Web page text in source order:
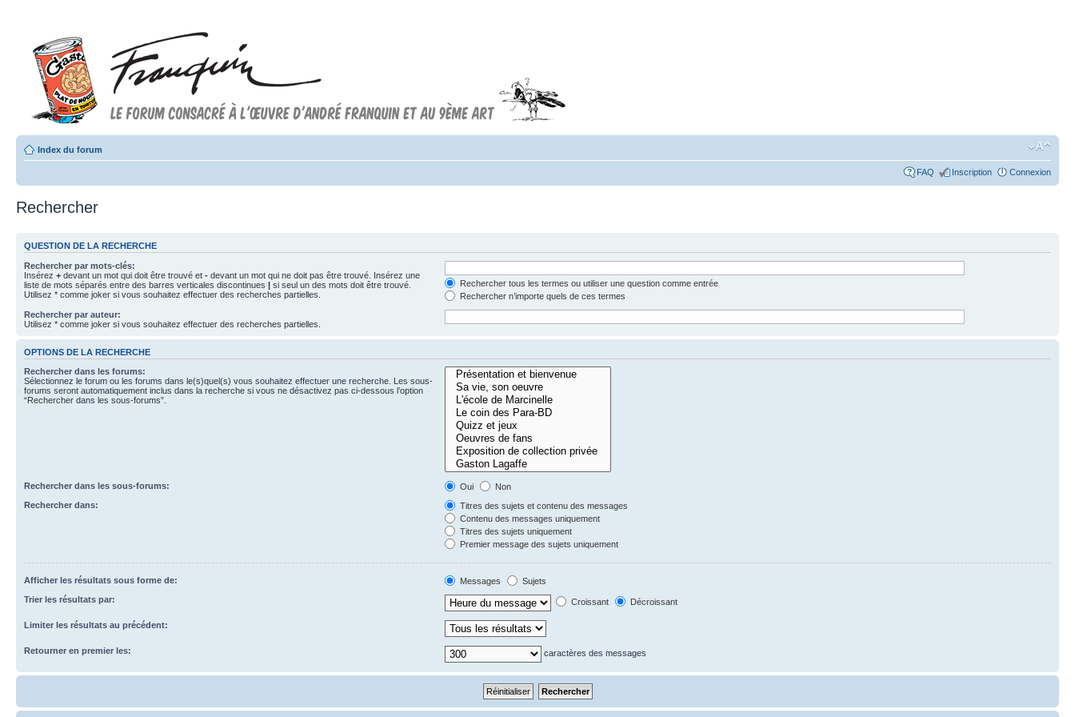
Index du forum
FAQ Inscription Connexion
Rechercher
QUESTION DE LA RECHERCHE
Rechercher par mots-clés:
Insérez + devant un mot qui doit être trouvé et - devant un mot qui ne doit pas être trouvé. Insérez une
liste de mots séparés entre des barres verticales discontinues | si seul un des mots doit être trouvé.
Utilisez * comme joker si vous souhaitez effectuer des recherches partielles.
Rechercher tous les termes ou utiliser une question comme entrée
Rechercher n’importe quels de ces termes
Rechercher par auteur:
Utilisez * comme joker si vous souhaitez effectuer des recherches partielles.
OPTIONS DE LA RECHERCHE
Rechercher dans les forums:
Sélectionnez le forum ou les forums dans le(s)quel(s) vous souhaitez effectuer une recherche. Les sous-
forums seront automatiquement inclus dans la recherche si vous ne désactivez pas ci-dessous l’option
“Rechercher dans les sous-forums”.
Rechercher dans les sous-forums: Oui
Non
Rechercher dans:
Titres des sujets et contenu des messages
Contenu des messages uniquement
Titres des sujets uniquement
Premier message des sujets uniquement
Afficher les résultats sous forme de: Messages
Sujets
Trier les résultats par:
Croissant Décroissant
Limiter les résultats au précédent:
Retourner en premier les: caractères des messages